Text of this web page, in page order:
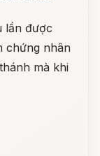
lần được
chứng nhân
mà khi